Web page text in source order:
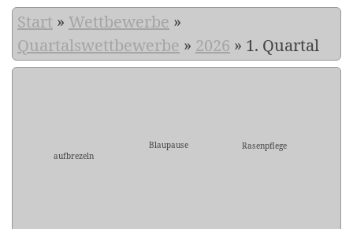
Start » Wettbewerbe »
Quartalswettbewerbe » 2026 » 1. Quartal
aufbrezeln
Blaupause Rasenpflege